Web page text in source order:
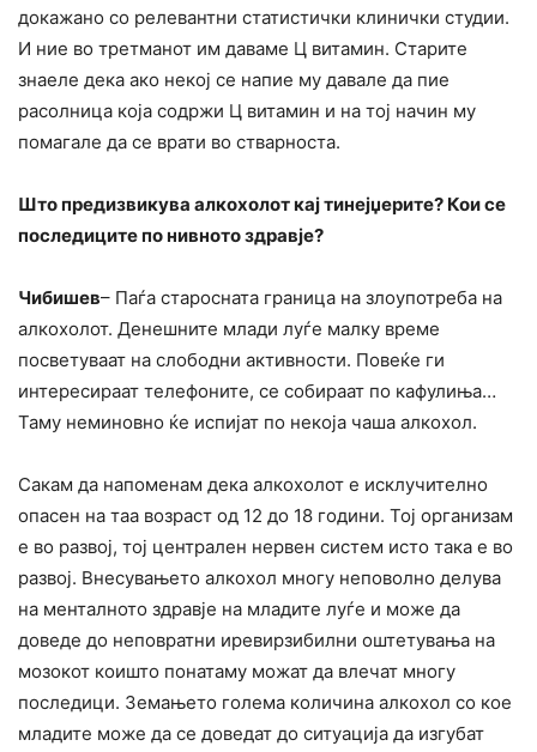
докажано со релевантни статистички клинички студии.
И ние во третманот им даваме Ц витамин. Старите
знаеле дека ако некој се напие му давале да пие
расолница која содржи Ц витамин и на тој начин му
помагале да се врати во стварноста.
Што предизвикува алкохолот кај тинејџерите? Кои се
последиците по нивното здравје?
Чибишев– Паѓа старосната граница на злоупотреба на
алкохолот. Денешните млади луѓе малку време
посветуваат на слободни активности. Повеќе ги
интересираат телефоните, се собираат по кафулиња…
Таму неминовно ќе испијат по некоја чаша алкохол.
Сакам да напоменам дека алкохолот е исклучително
опасен на таа возраст од 12 до 18 години. Тој организам
е во развој, тој централен нервен систем исто така е во
развој. Внесувањето алкохол многу неповолно делува
на менталното здравје на младите луѓе и може да
доведе до неповратни иревирзибилни оштетувања на
мозокот коишто понатаму можат да влечат многу
последици. Земањето голема количина алкохол со кое
младите може да се доведат до ситуација да изгубат